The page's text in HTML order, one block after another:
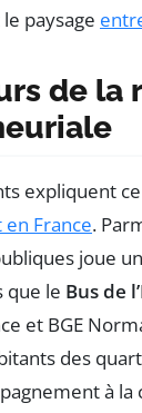
paysage
de la
expliquent
France.
joue
que le Bus de
et BGE
des
à